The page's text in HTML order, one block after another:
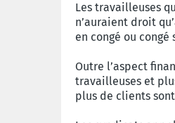
Les travailleuses
n’auraient droit
en congé ou
Outre l’aspect
travailleuses et
plus de clients